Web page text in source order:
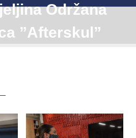
Održana
”Afterskul”